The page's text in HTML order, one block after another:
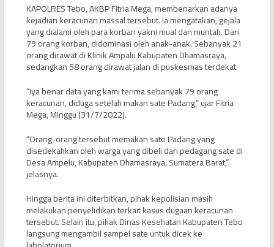
KAPOLRES Tebo, AKBP Fitria Mega, membenarkan adanya
kejadian keracunan massal tersebut. Ia mengatakan, gejala
yang dialami oleh para korban yakni mual dan muntah. Dari
79 orang korban, didominasi oleh anak-anak. Sebanyak 21
orang dirawat di Klinik Ampalu Kabupaten Dhamasraya,
sedangkan 58 orang dirawat jalan di puskesmas terdekat.
“Iya benar data yang kami terima sebanyak 79 orang
keracunan, diduga setelah makan sate Padang,” ujar Fitria
Mega, Minggu (31/7/2022).
“Orang-orang tersebut memakan sate Padang yang
disedekahkan oleh warga yang dibeli dari pedagang sate di
Desa Ampelu, Kabupaten Dhamasraya, Sumatera Barat,”
jelasnya.
Hingga berita ini diterbitkan, pihak kepolisian masih
melakukan penyelidikan terkait kasus dugaan keracunan
tersebut. Selain itu, pihak Dinas Kesehatan Kabupaten Tebo
langsung mengambil sampel sate untuk dicek ke